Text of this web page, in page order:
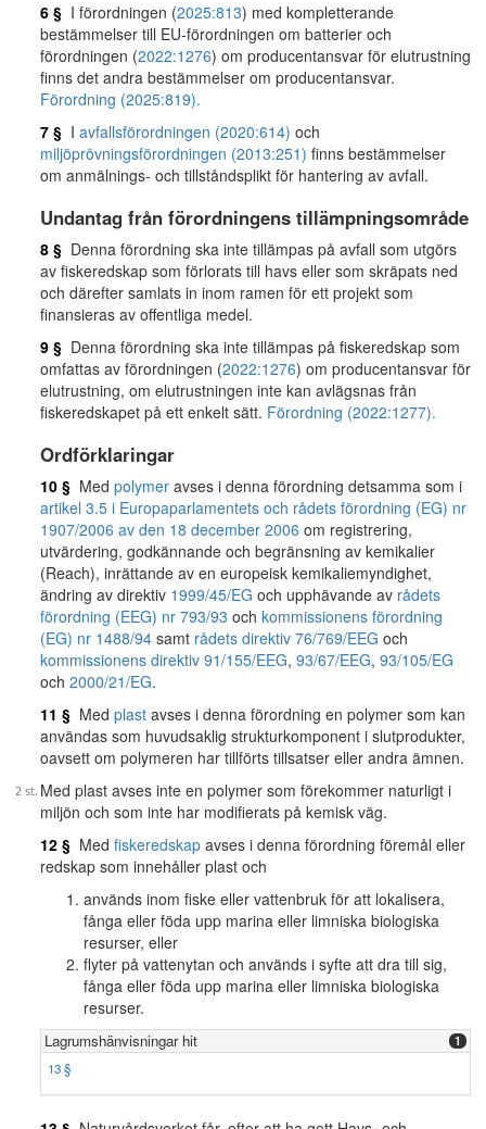
6 § I förordningen (2025:813) med kompletterande
bestämmelser till EU-förordningen om batterier och
förordningen (2022:1276) om producentansvar för elutrustning
finns det andra bestämmelser om producentansvar.
Förordning (2025:819).
7 § I avfallsförordningen (2020:614) och
miljöprövningsförordningen (2013:251) finns bestämmelser
om anmälnings- och tillståndsplikt för hantering av avfall.
Undantag från förordningens tillämpningsområde
8 § Denna förordning ska inte tillämpas på avfall som utgörs
av fiskeredskap som förlorats till havs eller som skräpats ned
och därefter samlats in inom ramen för ett projekt som
finansieras av offentliga medel.
9 § Denna förordning ska inte tillämpas på fiskeredskap som
omfattas av förordningen (2022:1276) om producentansvar för
elutrustning, om elutrustningen inte kan avlägsnas från
fiskeredskapet på ett enkelt sätt. Förordning (2022:1277).
Ordförklaringar
10 § Med polymer avses i denna förordning detsamma som i
artikel 3.5 i Europaparlamentets och rådets förordning (EG) nr
1907/2006 av den 18 december 2006 om registrering,
utvärdering, godkännande och begränsning av kemikalier
(Reach), inrättande av en europeisk kemikaliemyndighet,
ändring av direktiv 1999/45/EG och upphävande av rådets
förordning (EEG) nr 793/93 och kommissionens förordning
(EG) nr 1488/94 samt rådets direktiv 76/769/EEG och
kommissionens direktiv 91/155/EEG, 93/67/EEG, 93/105/EG
och 2000/21/EG.
11 § Med plast avses i denna förordning en polymer som kan
användas som huvudsaklig strukturkomponent i slutprodukter,
oavsett om polymeren har tillförts tillsatser eller andra ämnen.
Med plast avses inte en polymer som förekommer naturligt i
miljön och som inte har modifierats på kemisk väg.
12 § Med fiskeredskap avses i denna förordning föremål eller
redskap som innehåller plast och
används inom fiske eller vattenbruk för att lokalisera,
fånga eller föda upp marina eller limniska biologiska
resurser, eller
flyter på vattenytan och används i syfte att dra till sig,
fånga eller föda upp marina eller limniska biologiska
resurser.
Lagrumshänvisningar hit 1
13 §